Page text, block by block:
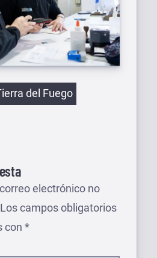
del Fuego
electrónico no
Los campos obligatorios
con *